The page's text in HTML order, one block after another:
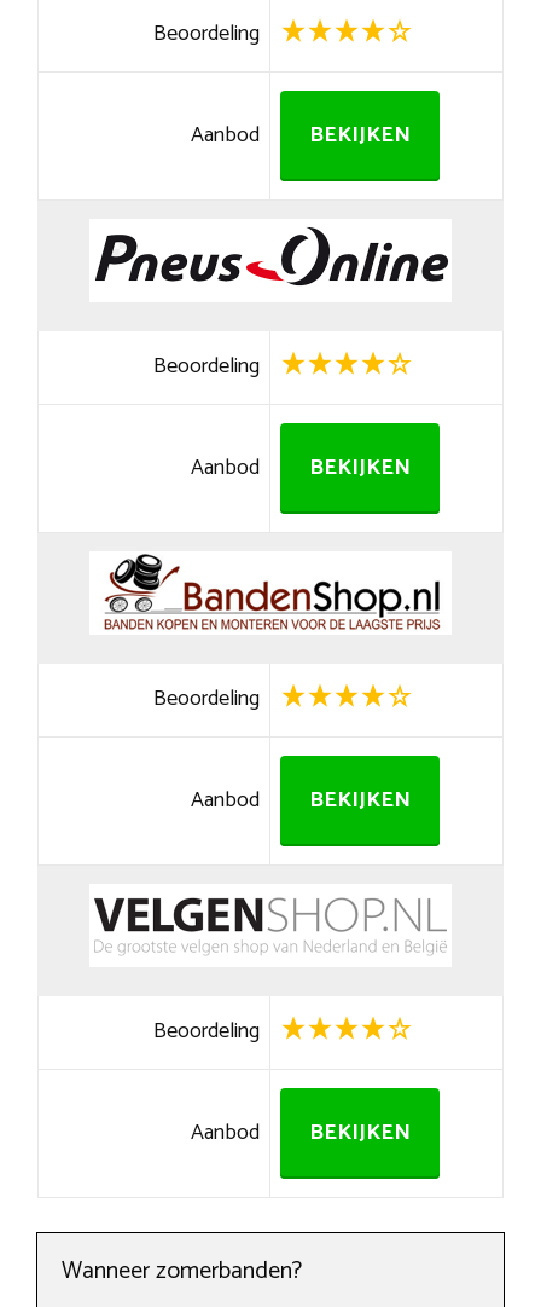
Beoordeling
Aanbod BEKIJKEN
Beoordeling
Aanbod BEKIJKEN
Beoordeling
Aanbod BEKIJKEN
Beoordeling
Aanbod BEKIJKEN
Wanneer zomerbanden?